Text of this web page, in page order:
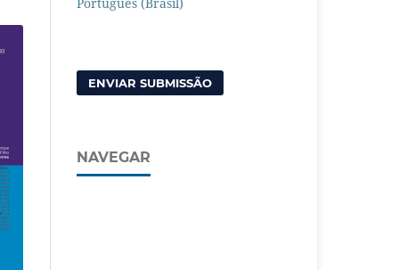
ENVIAR SUBMISSÃO
NAVEGAR